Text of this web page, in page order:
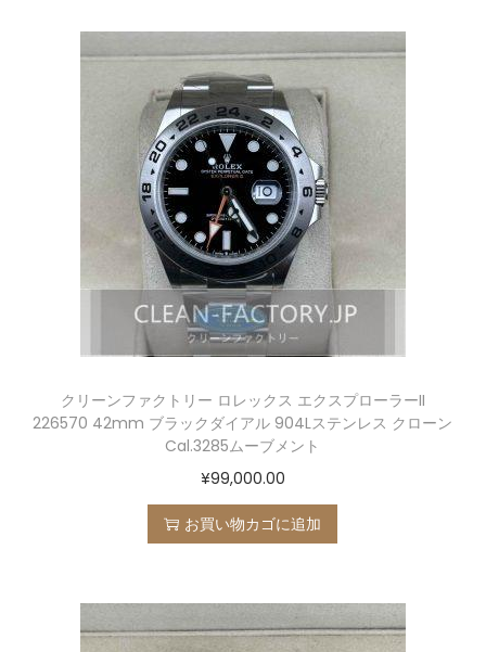
クリーンファクトリー ロレックス エクスプローラーII
226570 42mm ブラックダイアル 904Lステンレス クローン
Cal.3285ムーブメント
¥99,000.00
お買い物カゴに追加